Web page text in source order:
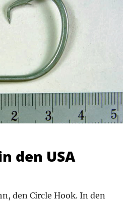
den USA
den Circle Hook. In den